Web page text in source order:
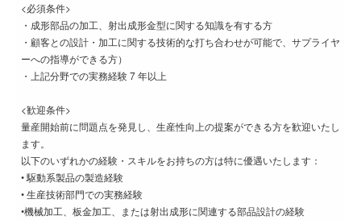
<必須条件>
・成形部品の加工、射出成形金型に関する知識を有する方
・顧客との設計・加工に関する技術的な打ち合わせが可能で、サプライヤ
ーへの指導ができる方）
・上記分野での実務経験 7 年以上
<歓迎条件>
量産開始前に問題点を発見し、生産性向上の提案ができる方を歓迎いたし
ます。
以下のいずれかの経験・スキルをお持ちの方は特に優遇いたします：
• 駆動系製品の製造経験
• 生産技術部門での実務経験
•機械加工、板金加工、または射出成形に関連する部品設計の経験